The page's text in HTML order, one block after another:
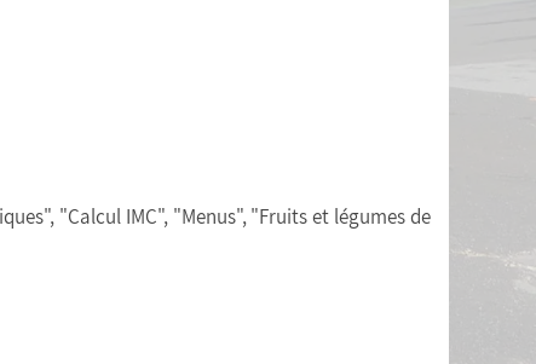
"Calcul IMC", "Menus", "Fruits et légumes de